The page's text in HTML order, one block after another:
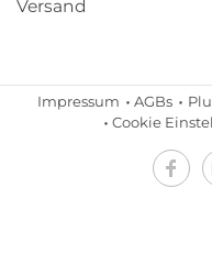
Versand
Impressum AGBs
Cookie